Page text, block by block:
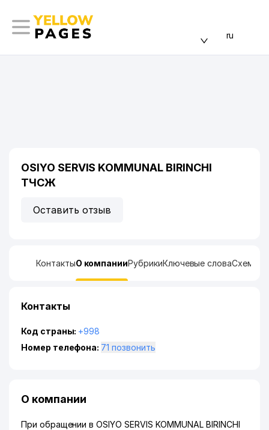
ru
OSIYO SERVIS KOMMUNAL BIRINCHI
ТЧСЖ
Оставить отзыв
КонтактыО компанииРубрикиКлючевые словаСхема
Контакты
Код страны: +998
Номер телефона:
71 позвонить
О компании
При обращении в OSIYO SERVIS KOMMUNAL BIRINCHI